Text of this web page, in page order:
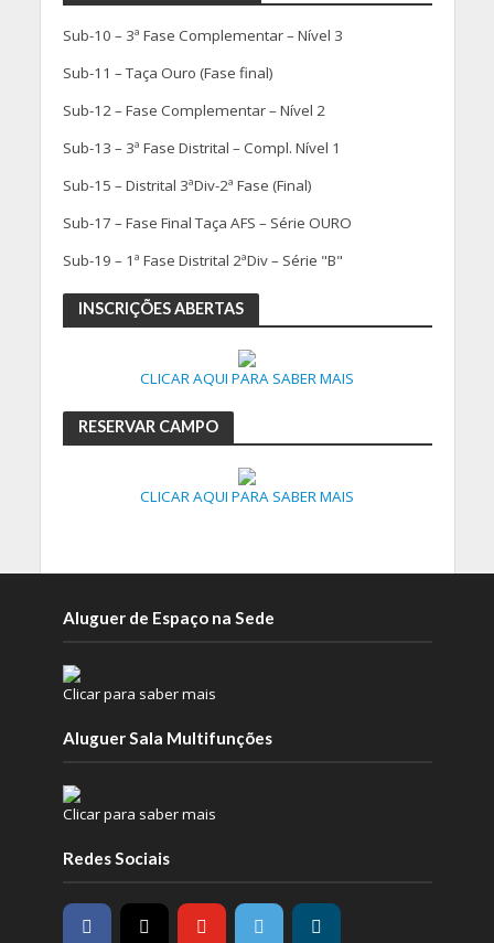
Sub-10 – 3ª Fase Complementar – Nível 3
Sub-11 – Taça Ouro (Fase final)
Sub-12 – Fase Complementar – Nível 2
Sub-13 – 3ª Fase Distrital – Compl. Nível 1
Sub-15 – Distrital 3ªDiv-2ª Fase (Final)
Sub-17 – Fase Final Taça AFS – Série OURO
Sub-19 – 1ª Fase Distrital 2ªDiv – Série "B"
INSCRIÇÕES ABERTAS
CLICAR AQUI PARA SABER MAIS
RESERVAR CAMPO
CLICAR AQUI PARA SABER MAIS
Aluguer de Espaço na Sede
Clicar para saber mais
Aluguer Sala Multifunções
Clicar para saber mais
Redes Sociais